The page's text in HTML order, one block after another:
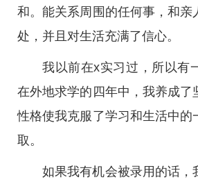
和。能关系周围的任何事，和亲
处，并且对生活充满了信心。
我以前在x实习过，所以有
在外地求学的四年中，我养成了
性格使我克服了学习和生活中的
取。
如果我有机会被录用的话，